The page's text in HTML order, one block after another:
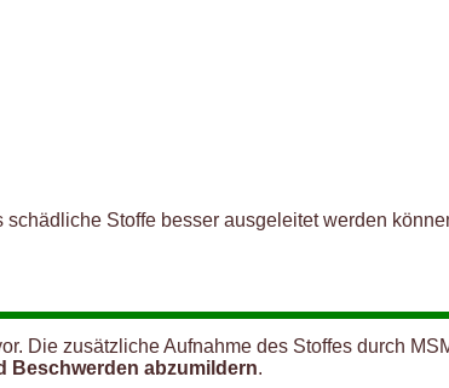
schädliche Stoffe besser ausgeleitet werden
Die zusätzliche Aufnahme des Stoffes durch
Beschwerden abzumildern.